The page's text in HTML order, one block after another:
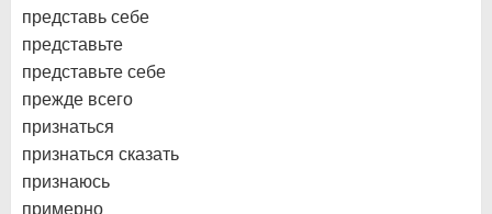
представь себе
представьте
представьте себе
прежде всего
признаться
признаться сказать
признаюсь
примерно